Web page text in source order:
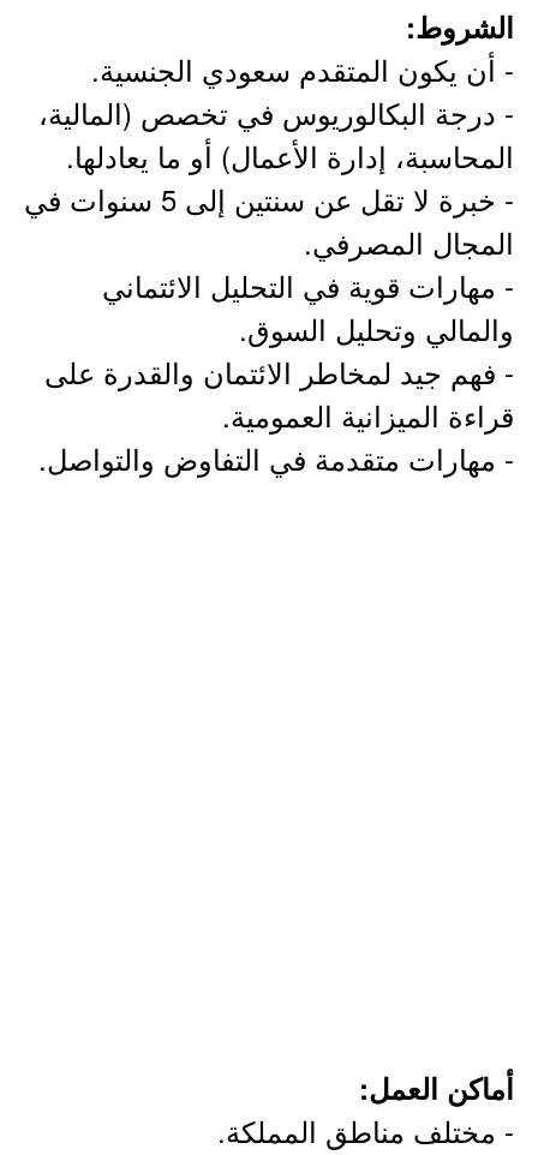
الشروط:
- أن يكون المتقدم سعودي الجنسية.
- درجة البكالوريوس في تخصص (المالية،
المحاسبة، إدارة الأعمال) أو ما يعادلها.
- خبرة لا تقل عن سنتين إلى 5 سنوات في
المجال المصرفي.
- مهارات قوية في التحليل الائتماني
والمالي وتحليل السوق.
- فهم جيد لمخاطر الائتمان والقدرة على
قراءة الميزانية العمومية.
- مهارات متقدمة في التفاوض والتواصل.
أماكن العمل:
- مختلف مناطق المملكة.